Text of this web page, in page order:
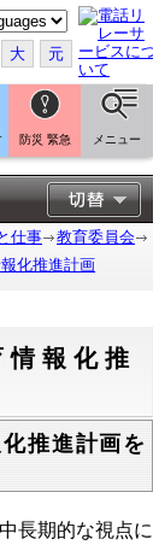
大 元
防災 緊急 メニュー
仕事
教育委員会
化推進計画
情報化推
推進計画を
長期的な視点に